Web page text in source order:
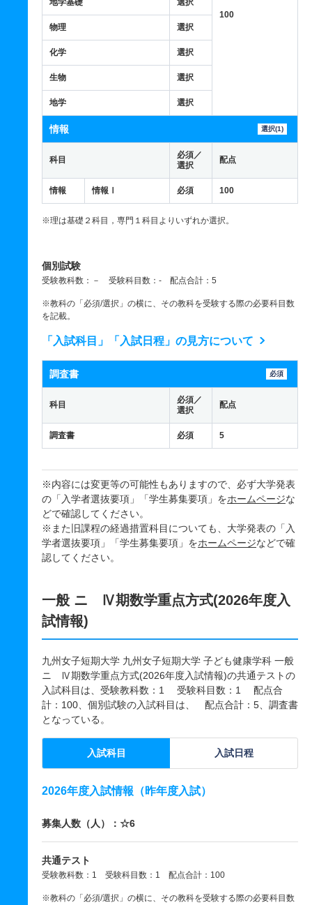
100
地学基礎 選択
物理 選択
化学 選択
生物 選択
地学 選択
情報 選択(1)
科目
必須／
選択
配点
情報 情報Ⅰ 必須 100
※理は基礎２科目，専門１科目よりいずれか選択。
個別試験
受験教科数：－ 受験科目数：- 配点合計：5
※教科の「必須/選択」の横に、その教科を受験する際の必要科目数
を記載。
「入試科目」「入試日程」の見方について
調査書 必須
科目
必須／
選択
配点
調査書 必須 5
※内容には変更等の可能性もありますので、必ず大学発表
の「入学者選抜要項」「学生募集要項」をホームページな
どで確認してください。
※また旧課程の経過措置科目についても、大学発表の「入
学者選抜要項」「学生募集要項」をホームページなどで確
認してください。
一般 ニ Ⅳ期数学重点方式(2026年度入
試情報)
九州女子短期大学 九州女子短期大学 子ども健康学科 一般
ニ Ⅳ期数学重点方式(2026年度入試情報)の共通テストの
入試科目は、受験教科数：1 受験科目数：1 配点合
計：100、個別試験の入試科目は、 配点合計：5、調査書
となっている。
入試科目 入試日程
2026年度入試情報（昨年度入試）
募集人数（人）：☆6
共通テスト
受験教科数：1 受験科目数：1 配点合計：100
※教科の「必須/選択」の横に、その教科を受験する際の必要科目数